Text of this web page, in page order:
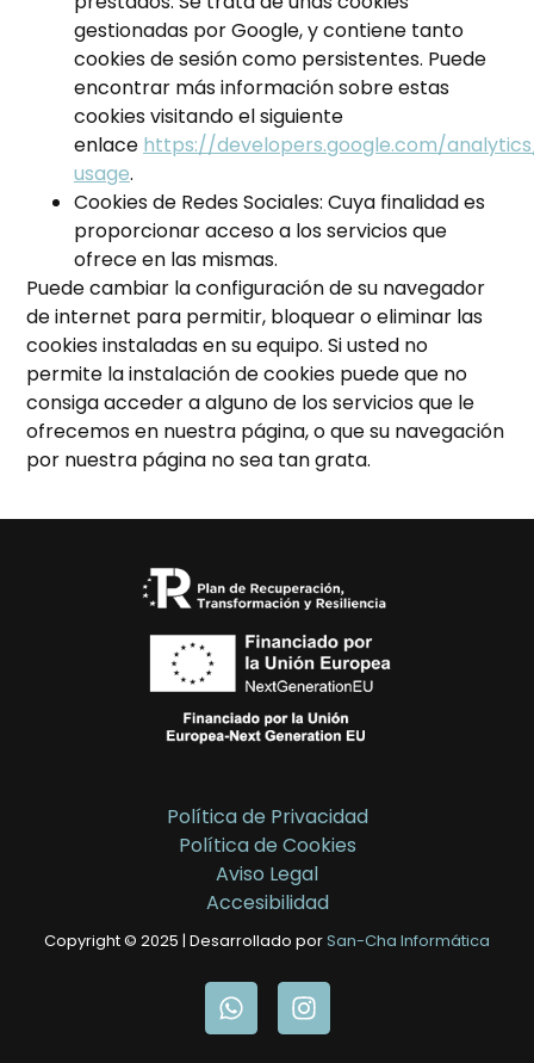
gestionadas por Google, y contiene tanto
cookies de sesión como persistentes. Puede
encontrar más información sobre estas
cookies visitando el siguiente
enlace https://developers.google.com/
usage.
Cookies de Redes Sociales: Cuya finalidad es
proporcionar acceso a los servicios que
ofrece en las mismas.
Puede cambiar la configuración de su navegador
de internet para permitir, bloquear o eliminar las
cookies instaladas en su equipo. Si usted no
permite la instalación de cookies puede que no
consiga acceder a alguno de los servicios que le
ofrecemos en nuestra página, o que su navegación
por nuestra página no sea tan grata.
Política de Privacidad
Política de Cookies
Aviso Legal
Accesibilidad
Copyright © 2025 | Desarrollado porSan-Cha Informática